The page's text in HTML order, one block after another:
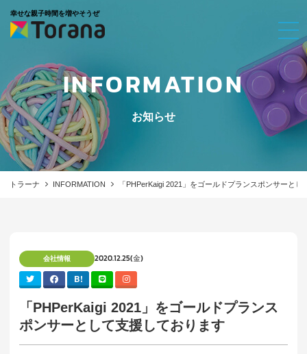
幸せな親子時間を増やそうぜ
INFORMATION
お知らせ
トラーナ INFORMATION 「PHPerKaigi 2021」をゴールドプランスポンサーと
会社情報 2020.12.25(金)
B!
「PHPerKaigi 2021」をゴールドプランス
ポンサーとして支援しております